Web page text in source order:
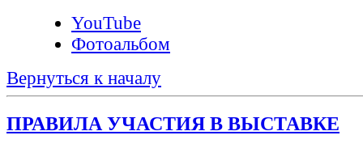
YouTube
Фотоальбом
Вернуться к началу
ПРАВИЛА УЧАСТИЯ В ВЫСТАВКЕ